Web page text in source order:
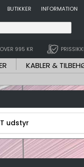
BUTIKKER INFORMATION
995 KR
KABLER &
udstyr
IT udstyr